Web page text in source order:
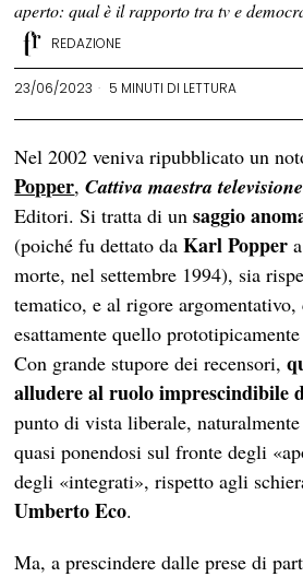
aperto: qual è il rapporto tra tv e
REDAZIONE
23/06/2023 5 MINUTI DI LETTURA
Nel 2002 veniva ripubblicato un
Popper,Cattiva maestra televisione
Editori. Si tratta di unsaggio
(poiché fu dettato daKarl Popper
morte, nel settembre 1994), sia
tematico, e al rigore argomentativo,
esattamente quello
Con grande stupore dei recensori,
alludere al ruolo imprescindibile
punto di vista liberale,
quasi ponendosi sul fronte degli
degli «integrati», rispetto agli
Umberto Eco.
Ma, a prescindere dalle prese di